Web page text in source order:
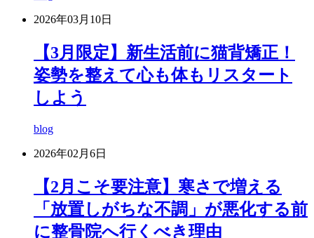
2026年03月10日
【3月限定】新生活前に猫背矯正！
姿勢を整えて心も体もリスタート
しよう
blog
2026年02月6日
【2月こそ要注意】寒さで増える
「放置しがちな不調」が悪化する前
に整骨院へ行くべき理由